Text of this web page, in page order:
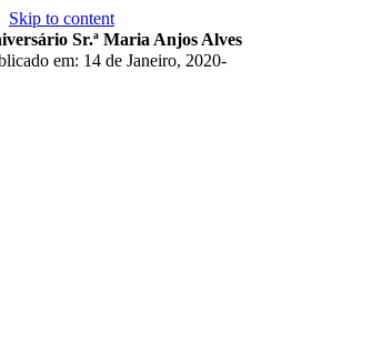
Skip to content
Sr.ª Maria Anjos Alves
em: 14 de Janeiro, 2020-